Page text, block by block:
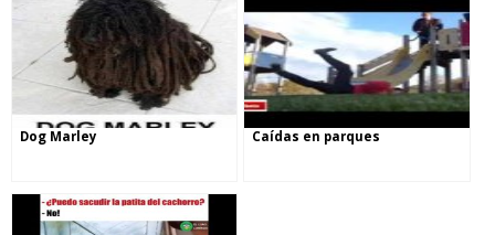
Dog Marley Caídas en parques